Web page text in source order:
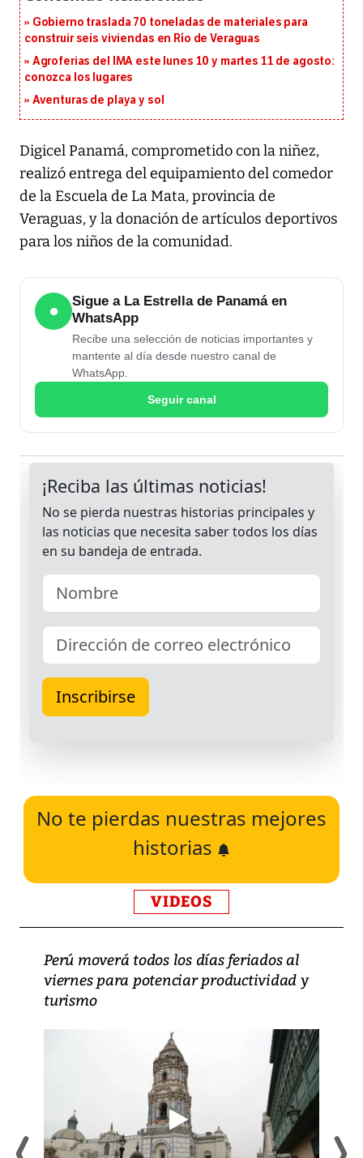
Gobierno traslada 70 toneladas de materiales para
construir seis viviendas en Río de Veraguas
Agroferias del IMA este lunes 10 y martes 11 de agosto:
conozca los lugares
Aventuras de playa y sol
Digicel Panamá, comprometido con la niñez,
realizó entrega del equipamiento del comedor
de la Escuela de La Mata, provincia de
Veraguas, y la donación de artículos deportivos
para los niños de la comunidad.
●
Sigue a La Estrella de Panamá en
WhatsApp
Recibe una selección de noticias importantes y
mantente al día desde nuestro canal de
WhatsApp.
Seguir canal
No te pierdas nuestras mejores
historias
VIDEOS
Perú moverá todos los días feriados al
viernes para potenciar productividad y
turismo